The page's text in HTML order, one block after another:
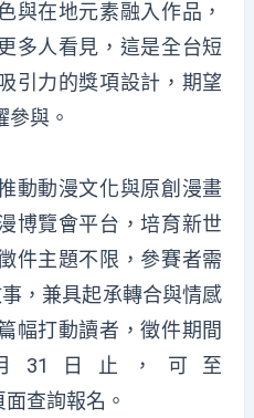
與在地元素融入作品，
多人看見，這是全台短
引力的獎項設計，期望
與。
動動漫文化與原創漫畫
博覽會平台，培育新世
件主題不限，參賽者需
，兼具起承轉合與情感
幅打動讀者，徵件期間
31日止，可至
面查詢報名。